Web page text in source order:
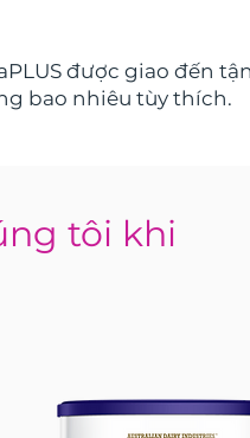
được giao đến
bao nhiêu tùy thích.
tôi khi